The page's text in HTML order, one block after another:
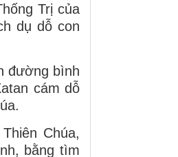
Trị của
dụ dỗ con
đường bình
cám dỗ
Chúa,
bằng tìm